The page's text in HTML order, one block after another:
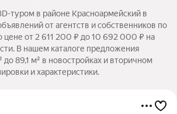
туром в районе Красноармейский в
от агентств и собственников по
цене от 2 611 200 ₽ до 10 692 000 ₽ на
В нашем каталоге предложения
89,1 м² в новостройках и вторичном
и характеристики.